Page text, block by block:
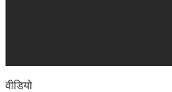
वीडियो